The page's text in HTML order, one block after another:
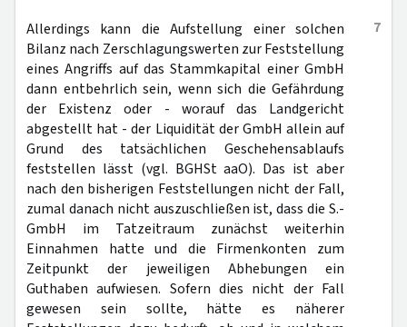
7
Allerdings kann die Aufstellung einer solchen
Bilanz nach Zerschlagungswerten zur Feststellung
eines Angriffs auf das Stammkapital einer GmbH
dann entbehrlich sein, wenn sich die Gefährdung
der Existenz oder - worauf das Landgericht
abgestellt hat - der Liquidität der GmbH allein auf
Grund des tatsächlichen Geschehensablaufs
feststellen lässt (vgl. BGHSt aaO). Das ist aber
nach den bisherigen Feststellungen nicht der Fall,
zumal danach nicht auszuschließen ist, dass die S.-
GmbH im Tatzeitraum zunächst weiterhin
Einnahmen hatte und die Firmenkonten zum
Zeitpunkt der jeweiligen Abhebungen ein
Guthaben aufwiesen. Sofern dies nicht der Fall
gewesen sein sollte, hätte es näherer